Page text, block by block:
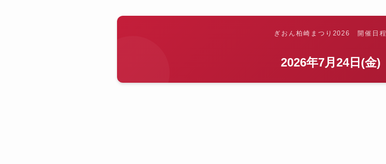
ぎおん柏崎まつり2026 開催日程
2026年7月24日(金)